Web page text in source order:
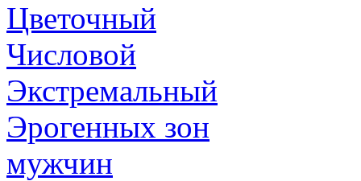
Цветочный
Числовой
Экстремальный
Эрогенных зон
мужчин